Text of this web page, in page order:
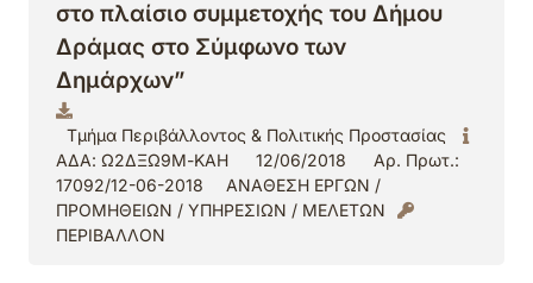
στο πλαίσιο συμμετοχής του Δήμου
Δράμας στο Σύμφωνο των
Δημάρχων”
Τμήμα Περιβάλλοντος & Πολιτικής Προστασίας
ΑΔΑ: Ω2ΔΞΩ9Μ-ΚΑΗ
12/06/2018
Αρ. Πρωτ.:
17092/12-06-2018
ΑΝΑΘΕΣΗ ΕΡΓΩΝ /
ΠΡΟΜΗΘΕΙΩΝ / ΥΠΗΡΕΣΙΩΝ / ΜΕΛΕΤΩΝ
ΠΕΡΙΒΑΛΛΟΝ